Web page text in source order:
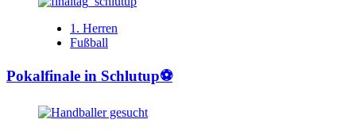
1. Herren
Fußball
Pokalfinale in Schlutup⚽️